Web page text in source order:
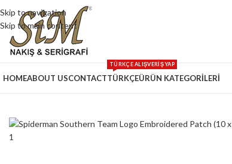
Skip to navigation
Skip to main content
HOMEABOUT USCONTACTTÜRKÇE
TÜRKÇE ALIŞVERİŞ YAP
ÜRÜN KATEGORİLERİ